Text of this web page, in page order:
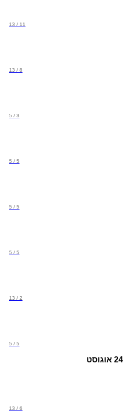
11 / 13
8 / 13
3 / 5
5 / 5
5 / 5
5 / 5
2 / 13
5 / 5
24 אוגוסט
6 / 13